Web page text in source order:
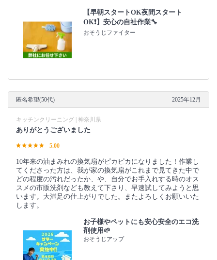
【早朝スタートOK夜間スタート
OK❗️】安心の自社作業🔧
おそうじファイター
匿名希望(50代) 2025年12月
キッチンクリーニング | 神奈川県
ありがとうございました
5.00
10年来の油まみれの換気扇がピカピカになりました！作業し
てくださった方は、我が家の換気扇がこれまで見てきた中で
どの程度の汚れだったか、や、自分でお手入れする時のオス
スメの市販洗剤なども教えて下さり、早速試してみようと思
います。大満足の仕上がりでした。またよろしくお願いいた
します。
お子様やペットにも安心安全のエコ洗
剤使用🌱
おそうじアップ